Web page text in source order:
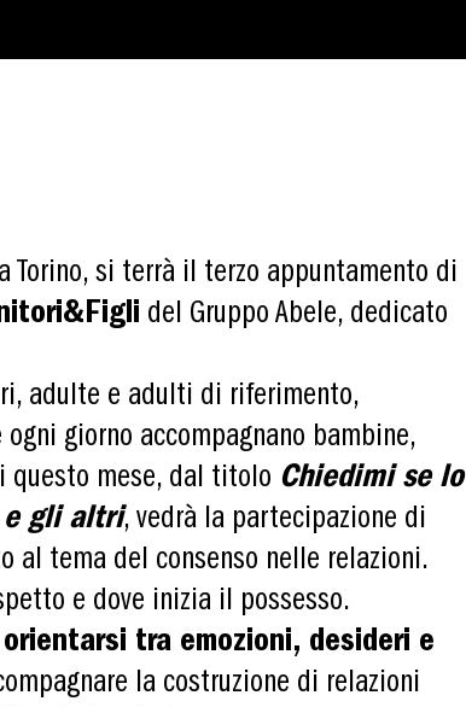
Torino, si terrà il terzo appuntamento di
del Gruppo Abele, dedicato
adulte e adulti di riferimento,
giorno accompagnano bambine,
questo mese, dal titolo Chiedimi se lo
e gli altri, vedrà la partecipazione di
al tema del consenso nelle relazioni.
e dove inizia il possesso.
tra emozioni, desideri e
la costruzione di relazioni